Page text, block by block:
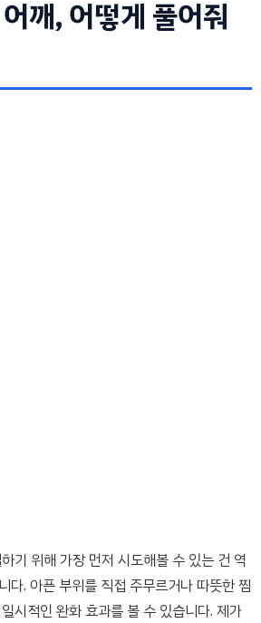
깨, 어떻게 풀어줘
기 위해 가장 먼저 시도해볼 수 있는 건 역
다. 아픈 부위를 직접 주무르거나 따뜻한 찜
시적인 완화 효과를 볼 수 있습니다. 제가